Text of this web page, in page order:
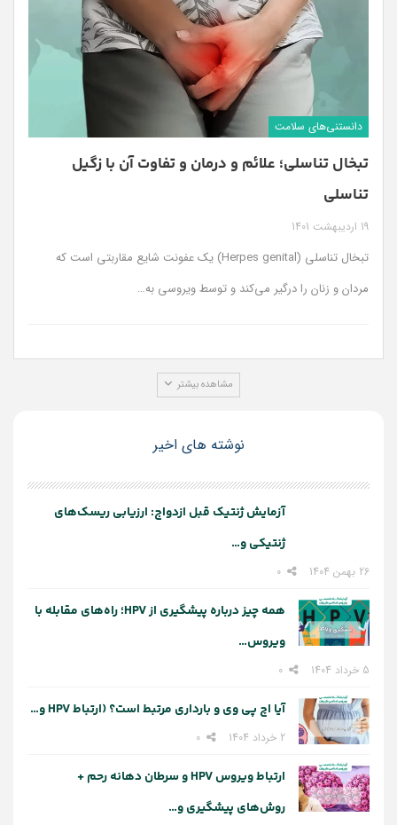
دانستنی‌های سلامت
تبخال تناسلی؛ علائم و درمان و تفاوت آن با زگیل
تناسلی
19 اردیبهشت 1401
تبخال تناسلی (Herpes genital) یک عفونت شایع مقاربتی است که
مردان و زنان را درگیر می‌کند و توسط ویروسی به…
مشاهده بیشتر
نوشته های اخیر
آزمایش ژنتیک قبل ازدواج: ارزیابی ریسک‌های
ژنتیکی و…
26 بهمن 1404
همه چیز درباره پیشگیری از HPV؛ راه‌های مقابله با
ویروس…
5 خرداد 1404
آیا اچ پی وی و بارداری مرتبط است؟ (ارتباط HPV و…
2 خرداد 1404
ارتباط ویروس HPV و سرطان دهانه رحم +
روش‌های پیشگیری و…